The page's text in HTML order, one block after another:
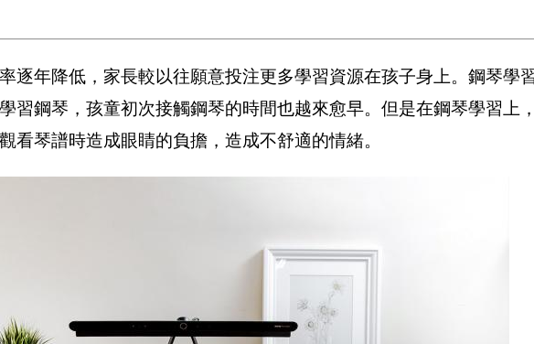
逐年降低，家長較以往願意投注更多學習資源在孩子身上。鋼琴學
習鋼琴，孩童初次接觸鋼琴的時間也越來愈早。但是在鋼琴學習上
看琴譜時造成眼睛的負擔，造成不舒適的情緒。